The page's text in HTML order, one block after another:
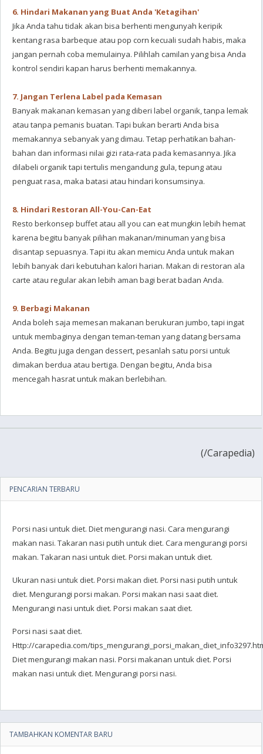
6. Hindari Makanan yang Buat Anda 'Ketagihan'
Jika Anda tahu tidak akan bisa berhenti mengunyah keripik
kentang rasa barbeque atau pop corn kecuali sudah habis, maka
jangan pernah coba memulainya. Pilihlah camilan yang bisa Anda
kontrol sendiri kapan harus berhenti memakannya.
7. Jangan Terlena Label pada Kemasan
Banyak makanan kemasan yang diberi label organik, tanpa lemak
atau tanpa pemanis buatan. Tapi bukan berarti Anda bisa
memakannya sebanyak yang dimau. Tetap perhatikan bahan-
bahan dan informasi nilai gizi rata-rata pada kemasannya. Jika
dilabeli organik tapi tertulis mengandung gula, tepung atau
penguat rasa, maka batasi atau hindari konsumsinya.
8. Hindari Restoran All-You-Can-Eat
Resto berkonsep buffet atau all you can eat mungkin lebih hemat
karena begitu banyak pilihan makanan/minuman yang bisa
disantap sepuasnya. Tapi itu akan memicu Anda untuk makan
lebih banyak dari kebutuhan kalori harian. Makan di restoran ala
carte atau regular akan lebih aman bagi berat badan Anda.
9. Berbagi Makanan
Anda boleh saja memesan makanan berukuran jumbo, tapi ingat
untuk membaginya dengan teman-teman yang datang bersama
Anda. Begitu juga dengan dessert, pesanlah satu porsi untuk
dimakan berdua atau bertiga. Dengan begitu, Anda bisa
mencegah hasrat untuk makan berlebihan.
(/Carapedia)
PENCARIAN TERBARU
Porsi nasi untuk diet. Diet mengurangi nasi. Cara mengurangi
makan nasi. Takaran nasi putih untuk diet. Cara mengurangi porsi
makan. Takaran nasi untuk diet. Porsi makan untuk diet.
Ukuran nasi untuk diet. Porsi makan diet. Porsi nasi putih untuk
diet. Mengurangi porsi makan. Porsi makan nasi saat diet.
Mengurangi nasi untuk diet. Porsi makan saat diet.
Porsi nasi saat diet.
Http://carapedia.com/
Diet mengurangi makan nasi. Porsi makanan untuk diet. Porsi
makan nasi untuk diet. Mengurangi porsi nasi.
TAMBAHKAN KOMENTAR BARU